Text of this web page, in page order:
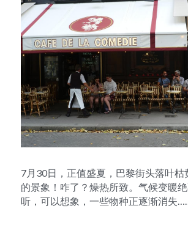
7月30日，正值盛夏，巴黎街头落叶枯
的景象！咋了？燥热所致。气候变暖
听，可以想象，一些物种正逐渐消失……